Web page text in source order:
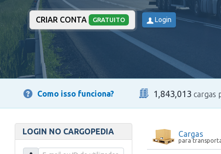
CRIAR CONTA GRATUITO Login
Como isso funciona? 1,843,013 cargas
LOGIN NO CARGOPEDIA Cargas
para